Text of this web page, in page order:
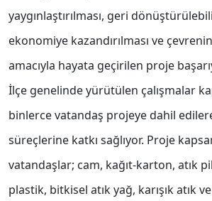
yaygınlaştırılması, geri
ekonomiye kazandırılması ve
amacıyla hayata geçirilen proje
İlçe genelinde yürütülen çalışmalar
binlerce vatandaş projeye dahil
süreçlerine katkı sağlıyor. Proje
vatandaşlar; cam, kağıt-karton, atık
plastik, bitkisel atık yağ, karışık atık